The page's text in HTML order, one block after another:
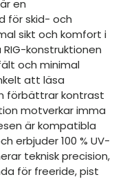
en
för skid- och
sikt och komfort i
konstruktionen
och minimal
att läsa
förbättrar kontrast
motverkar imma
är kompatibla
erbjuder 100 % UV-
teknisk precision,
för freeride, pist